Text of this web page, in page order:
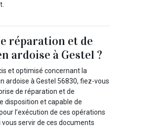
réparation et de
ardoise à Gestel ?
et optimisé concernant la
ardoise à Gestel 56830, fiez-vous
de réparation et de
disposition et capable de
l’exécution de ces opérations
servir de ces documents